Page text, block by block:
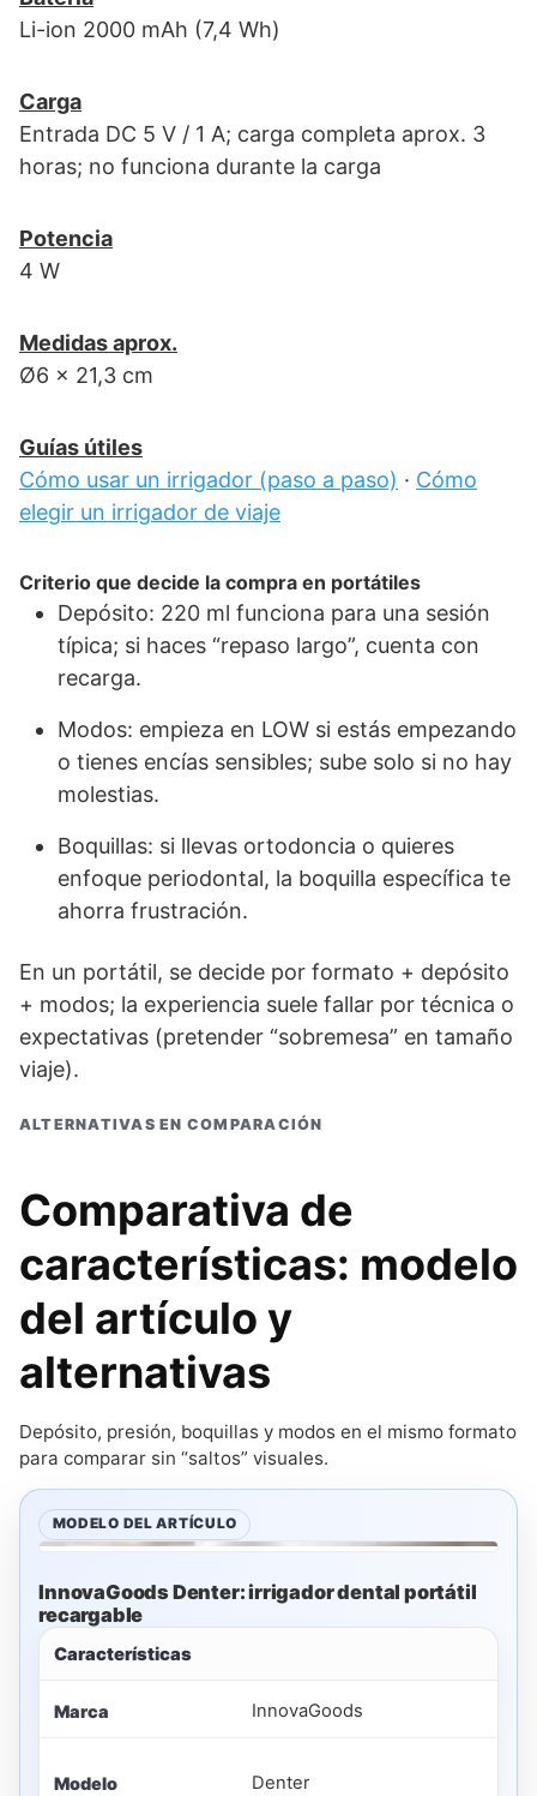
Li-ion 2000 mAh (7,4 Wh)
Carga
Entrada DC 5 V / 1 A; carga completa aprox. 3
horas; no funciona durante la carga
Potencia
4 W
Medidas aprox.
Ø6 × 21,3 cm
Guías útiles
Cómo usar un irrigador (paso a paso) · Cómo
elegir un irrigador de viaje
Criterio que decide la compra en portátiles
Depósito: 220 ml funciona para una sesión
típica; si haces “repaso largo”, cuenta con
recarga.
Modos: empieza en LOW si estás empezando
o tienes encías sensibles; sube solo si no hay
molestias.
Boquillas: si llevas ortodoncia o quieres
enfoque periodontal, la boquilla específica te
ahorra frustración.
En un portátil, se decide por formato + depósito
+ modos; la experiencia suele fallar por técnica o
expectativas (pretender “sobremesa” en tamaño
viaje).
ALTERNATIVAS EN COMPARACIÓN
Comparativa de
características: modelo
del artículo y
alternativas
Depósito, presión, boquillas y modos en el mismo formato
para comparar sin “saltos” visuales.
MODELO DEL ARTÍCULO
InnovaGoods Denter: irrigador dental portátil
recargable
Características
Marca InnovaGoods
Modelo Denter